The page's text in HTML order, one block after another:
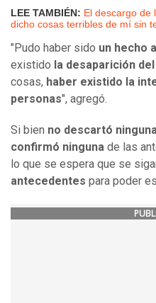
LEE TAMBIÉN: El descargo de
dicho cosas terribles de mí sin
"Pudo haber sido un hecho
existido la desaparición
cosas, haber existido la
personas", agregó.
Si bien no descartó
confirmó ninguna de las
lo que se espera que se
antecedentes para poder